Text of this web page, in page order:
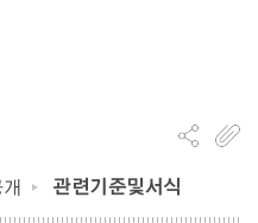
관련기준및서식